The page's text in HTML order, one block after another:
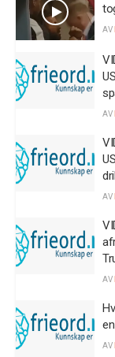
AV
AV
AV
AV
AV